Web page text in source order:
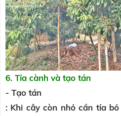
6. Tỉa cành và tạo tán
- Tạo tán
: Khi cây còn nhỏ cần tỉa